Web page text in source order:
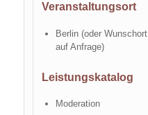
Veranstaltungsort
Berlin (oder Wunschort
auf Anfrage)
Leistungskatalog
Moderation